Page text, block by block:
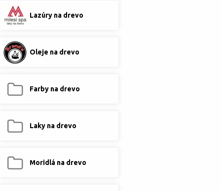
Lazúry na drevo
Oleje na drevo
Farby na drevo
Laky na drevo
Moridlá na drevo